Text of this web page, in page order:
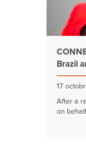
Brazil
17
After a
on